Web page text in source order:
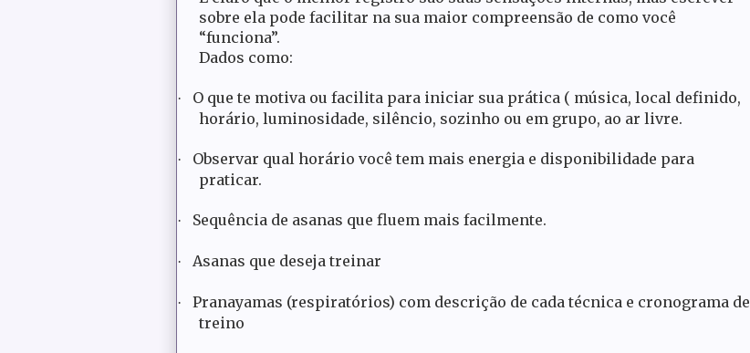
sobre ela pode facilitar na sua maior compreensão de como você
“funciona”.
Dados como:
·
O que te motiva ou facilita para iniciar sua prática ( música, local definido,
horário, luminosidade, silêncio, sozinho ou em grupo, ao ar livre.
·
Observar qual horário você tem mais energia e disponibilidade para
praticar.
· Sequência de asanas que fluem mais facilmente.
· Asanas que deseja treinar
·
Pranayamas (respiratórios) com descrição de cada técnica e cronograma de
treino